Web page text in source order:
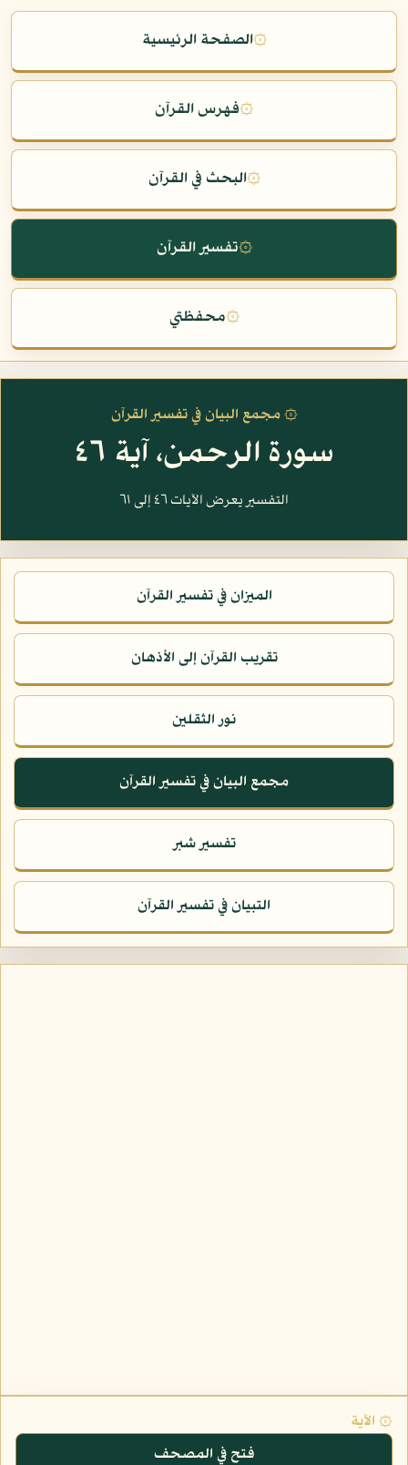
۞الصفحة الرئيسية
۞فهرس القرآن
۞البحث في القرآن
۞تفسير القرآن
۞محفظتي
۞ مجمع البيان في تفسير القرآن
سورة الرحمن، آية ٤٦
التفسير يعرض الآيات ٤٦ إلى ٦١
الميزان في تفسير القرآن
تقريب القرآن إلى الأذهان
نور الثقلين
مجمع البيان في تفسير القرآن
تفسير شبر
التبيان في تفسير القرآن
۞ الآية
فتح في المصحف